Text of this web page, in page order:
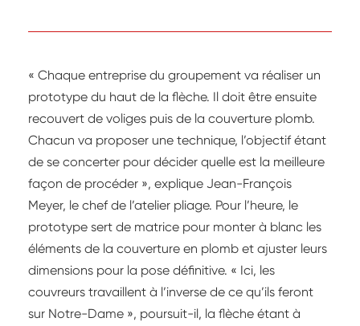
« Chaque entreprise du groupement va réaliser un
prototype du haut de la flèche. Il doit être ensuite
recouvert de voliges puis de la couverture plomb.
Chacun va proposer une technique, l’objectif étant
de se concerter pour décider quelle est la meilleure
façon de procéder », explique Jean-François
Meyer, le chef de l’atelier pliage. Pour l’heure, le
prototype sert de matrice pour monter à blanc les
éléments de la couverture en plomb et ajuster leurs
dimensions pour la pose définitive. « Ici, les
couvreurs travaillent à l’inverse de ce qu’ils feront
sur Notre-Dame », poursuit-il, la flèche étant à